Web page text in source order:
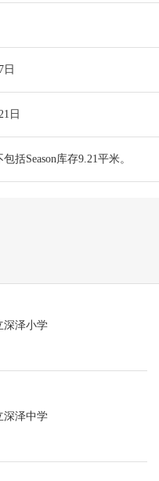
日
日
括Season库存9.21平米。
深泽小学
深泽中学